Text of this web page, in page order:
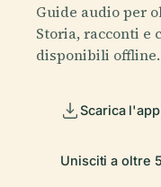
Guide audio per
Storia, racconti e
disponibili offline.
Scarica l'app
Unisciti a oltre